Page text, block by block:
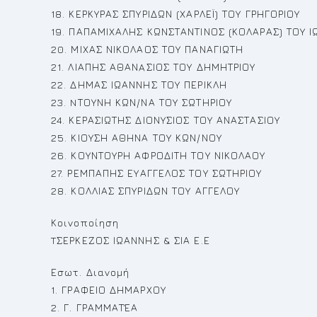
18. ΚΕΡΚΥΡΑΣ ΣΠΥΡΙΔΩΝ (ΧΑΡΛΕΪ) ΤΟΥ ΓΡΗΓΟΡΙΟΥ
19. ΠΑΠΑΜΙΧΑΛΗΣ ΚΩΝΣΤΑΝΤΙΝΟΣ (ΚΟΛΑΡΑΣ) ΤΟΥ
20. ΜΙΧΑΣ ΝΙΚΟΛΑΟΣ ΤΟΥ ΠΑΝΑΓΙΩΤΗ
21. ΛΙΑΠΗΣ ΑΘΑΝAΣΙΟΣ ΤΟΥ ΔΗΜΗΤΡΙΟΥ
22. ΔΗΜΑΣ ΙΩΑΝΝΗΣ ΤΟΥ ΠΕΡΙΚΛΗ
23. NΤΟΥΝΗ ΚΩΝ/ΝΑ ΤΟΥ ΣΩΤΗΡΙΟΥ
24. ΚΕΡΑΣΙΩΤΗΣ ΔΙΟΝΥΣΙΟΣ ΤΟΥ ΑΝΑΣΤΑΣΙΟΥ
25. ΚΙΟΥΣΗ ΑΘΗΝΑ ΤΟΥ ΚΩΝ/ΝΟΥ
26. ΚΟΥΝΤΟΥΡΗ ΑΦΡΟΔΙΤΗ ΤΟΥ ΝΙΚΟΛΑΟΥ
27. ΡΕΜΠΑΠΗΣ ΕΥΑΓΓΕΛΟΣ ΤΟΥ ΣΩΤΗΡΙΟΥ
28. ΚΟΛΛΙΑΣ ΣΠΥΡΙΔΩΝ ΤΟΥ ΑΓΓΕΛΟΥ
Κοινοποίηση
TΣΕΡΚΕΖΟΣ ΙΩΑΝΝΗΣ & ΣΙΑ Ε.Ε
Εσωτ. Διανομή
1. ΓΡΑΦΕΙΟ ΔΗΜΑΡΧΟΥ
2. Γ. ΓΡΑΜΜΑΤΈΑ